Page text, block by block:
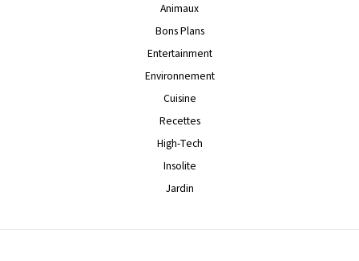
Animaux
Bons Plans
Entertainment
Environnement
Cuisine
Recettes
High-Tech
Insolite
Jardin